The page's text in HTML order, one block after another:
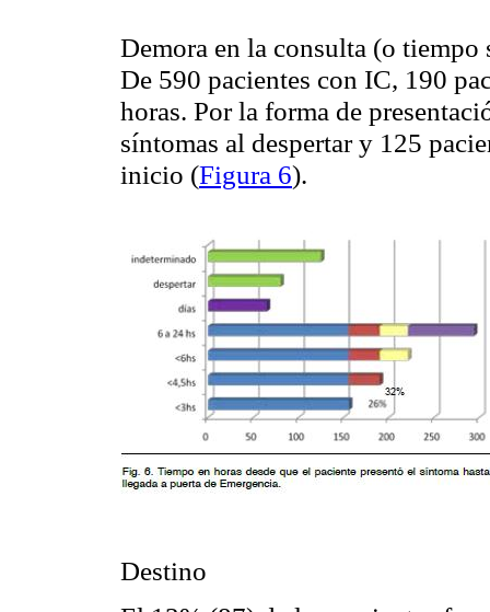
Demora en la consulta (o tiempo
De 590 pacientes con IC, 190
horas. Por la forma de
síntomas al despertar y 125
inicio (Figura 6).
Destino